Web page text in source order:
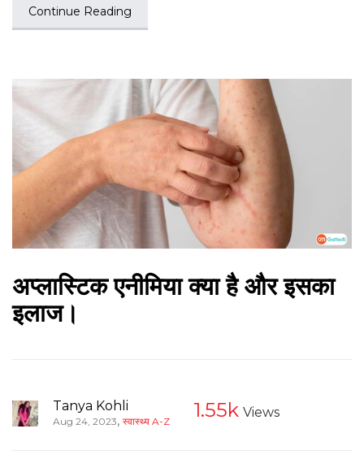
Continue Reading
अप्लास्टिक एनीमिया क्या है और इसका
इलाज।
Tanya Kohli
Aug 24, 2023, स्वास्थ्य A-Z 1.55k Views